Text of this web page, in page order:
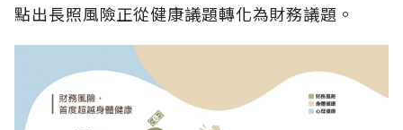
點出長照風險正從健康議題轉化為財務議題。